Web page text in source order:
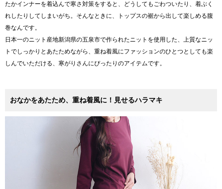
たかインナーを着込んで寒さ対策をすると、どうしてもごわついたり、着ぶく
れしたりしてしまいがち。そんなときに、トップスの裾から出して楽しめる腹
巻なんです。
日本一のニット産地新潟県の五泉市で作られたニットを使用した、上質なニッ
トでしっかりとあたためながら、重ね着風にファッションのひとつとしても楽
しんでいただける、寒がりさんにぴったりのアイテムです。
おなかをあたため、重ね着風に！見せるハラマキ